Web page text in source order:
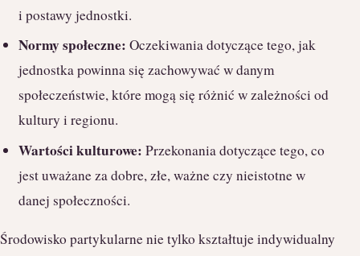
i postawy jednostki.
Normy społeczne: Oczekiwania dotyczące tego, jak
jednostka powinna się zachowywać w danym
społeczeństwie, które mogą się różnić w zależności od
kultury i regionu.
Wartości kulturowe: Przekonania dotyczące tego, co
jest uważane za dobre, złe, ważne czy nieistotne w
danej społeczności.
Środowisko partykularne nie tylko kształtuje indywidualny